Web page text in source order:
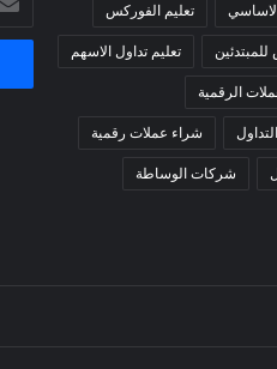
تعليم الفوركس
تعليم تداول الاسهم
الرقمية
شراء عملات رقمية
شركات الوساطة